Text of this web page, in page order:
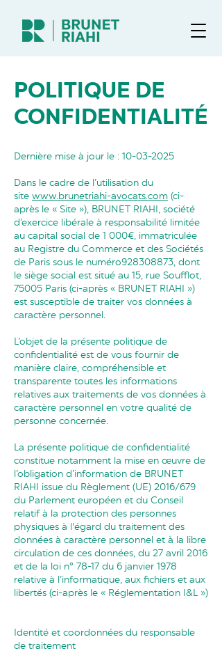
POLITIQUE DE
CONFIDENTIALITÉ
Dernière mise à jour le : 10-03-2025
Dans le cadre de l’utilisation du
site www.brunetriahi-avocats.com (ci-
après le « Site »), BRUNET RIAHI, société
d’exercice libérale à responsabilité limitée
au capital social de 1 000€, immatriculée
au Registre du Commerce et des Sociétés
de Paris sous le numéro928308873, dont
le siège social est situé au 15, rue Soufflot,
75005 Paris (ci-après « BRUNET RIAHI »)
est susceptible de traiter vos données à
caractère personnel.
L’objet de la présente politique de
confidentialité est de vous fournir de
manière claire, compréhensible et
transparente toutes les informations
relatives aux traitements de vos données à
caractère personnel en votre qualité de
personne concernée.
La présente politique de confidentialité
constitue notamment la mise en œuvre de
l’obligation d’information de BRUNET
RIAHI issue du Règlement (UE) 2016/679
du Parlement européen et du Conseil
relatif à la protection des personnes
physiques à l'égard du traitement des
données à caractère personnel et à la libre
circulation de ces données, du 27 avril 2016
et de la loi n° 78-17 du 6 janvier 1978
relative à l’informatique, aux fichiers et aux
libertés (ci-après le « Réglementation I&L »)
Identité et coordonnées du responsable
de traitement